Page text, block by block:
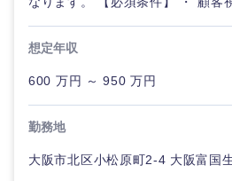
想定年収
600 万円 ～ 950 万円
勤務地
大阪市北区小松原町2-4 大阪富国